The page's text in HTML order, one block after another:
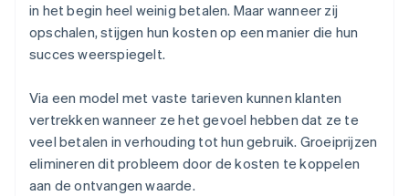
in het begin heel weinig betalen. Maar wanneer zij
opschalen, stijgen hun kosten op een manier die hun
succes weerspiegelt.
Via een model met vaste tarieven kunnen klanten
vertrekken wanneer ze het gevoel hebben dat ze te
veel betalen in verhouding tot hun gebruik. Groeiprijzen
elimineren dit probleem door de kosten te koppelen
aan de ontvangen waarde.